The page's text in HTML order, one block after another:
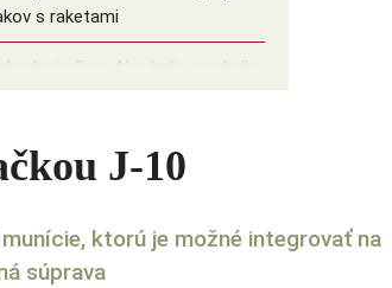
s raketami
Goa: Ako India rozdrvila
J-10
ktorú je možné integrovať na
súprava